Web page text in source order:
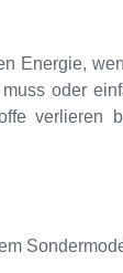
Energie,
oder
verlieren